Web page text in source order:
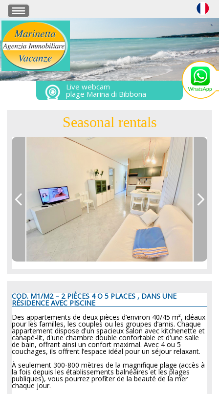
Live webcam
plage Marina di Bibbona
Seasonal rentals
COD. M1/M2 – 2 PIÈCES 4 O 5 PLACES , DANS UNE
RÉSIDENCE AVEC PISCINE
Des appartements de deux pièces d’environ 40/45 m², idéaux
pour les familles, les couples ou les groupes d’amis. Chaque
appartement dispose d'un spacieux salon avec kitchenette et
canapé-lit, d'une chambre double confortable et d'une salle
de bain, offrant ainsi un confort maximal. Avec 4 ou 5
couchages, ils offrent l’espace idéal pour un séjour relaxant.
À seulement 300-800 mètres de la magnifique plage (accès à
la fois depuis les établissements balnéaires et les plages
publiques), vous pourrez profiter de la beauté de la mer
chaque jour.